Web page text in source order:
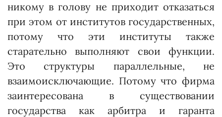
никому в голову не приходит отказаться
при этом от институтов государственных,
потому что эти институты также
старательно выполняют свои функции.
Это структуры параллельные, не
взаимоисключающие. Потому что фирма
заинтересована в сущест­вовании
государства как арбитра и гаранта